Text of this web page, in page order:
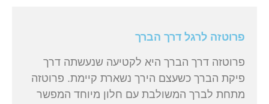
פרוטזה לרגל דרך הברך
פרוטזה דרך הברך היא לקטיעה שנעשתה דרך
פיקת הברך כשעצם הירך נשארת קיימת. פרוטזה
מתחת לברך המשולבת עם חלון מיוחד המפשר